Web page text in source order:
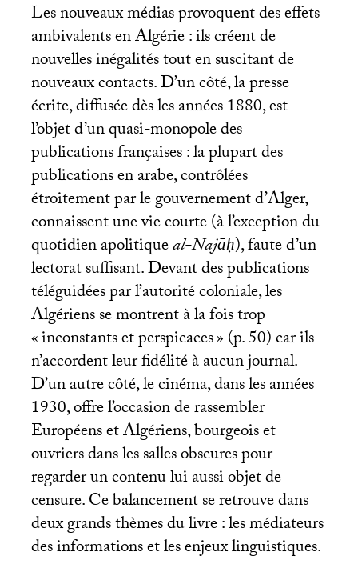
Les nouveaux médias provoquent des effets
ambivalents en Algérie : ils créent de
nouvelles inégalités tout en suscitant de
nouveaux contacts. D’un côté, la presse
écrite, diffusée dès les années 1880, est
l’objet d’un quasi-monopole des
publications françaises : la plupart des
publications en arabe, contrôlées
étroitement par le gouvernement d’Alger,
connaissent une vie courte (à l’exception du
quotidien apolitiqueal-Najāḥ), faute d’un
lectorat suffisant. Devant des publications
téléguidées par l’autorité coloniale, les
Algériens se montrent à la fois trop
«inconstants et perspicaces» (p. 50) car ils
n’accordent leur fidélité à aucun journal.
D’un autre côté, le cinéma, dans les années
1930, offre l’occasion de rassembler
Européens et Algériens, bourgeois et
ouvriers dans les salles obscures pour
regarder un contenu lui aussi objet de
censure. Ce balancement se retrouve dans
deux grands thèmes du livre : les médiateurs
des informations et les enjeux linguistiques.